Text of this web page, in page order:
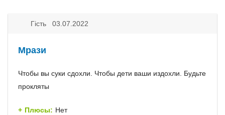
Гість 03.07.2022
Мрази
Чтобы вы суки сдохли. Чтобы дети ваши издохли. Будьте
прокляты
Плюсы: Нет